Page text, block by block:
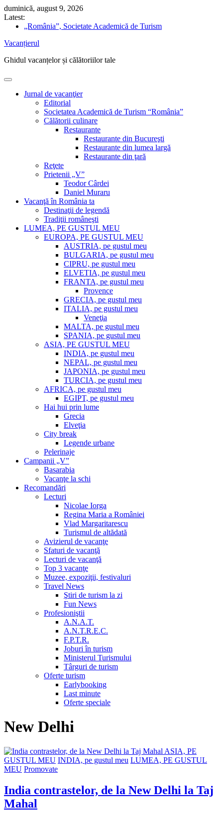
Skip
to
content
duminică, august 9, 2026
Latest:
„România”, Societate Academică de Turism
Nicolae Iorga: Din Italia. Veneţia (9) „Doi gladiatori de
5 sfaturi pentru drumeții în pandemie
Vacanțierul
Ghidul vacanțelor și călătoriilor tale
Jurnal de vacanţier
Editorial
Societatea Academică de Turism “România”
Călătorii culinare
Restaurante
Restaurante din Bucureşti
Restaurante din lumea largă
Restaurante din ţară
Reţete
Prietenii „V”
Teodor Cârdei
Daniel Muraru
Vacanţă în România ta
Destinaţii de legendă
Tradiţii româneşti
LUMEA, PE GUSTUL MEU
EUROPA, PE GUSTUL MEU
AUSTRIA, pe gustul meu
BULGARIA, pe gustul meu
CIPRU, pe gustul meu
ELVETIA, pe gustul meu
FRANTA, pe gustul meu
Provence
GRECIA, pe gustul meu
ITALIA, pe gustul meu
Veneţia
MALTA, pe gustul meu
SPANIA, pe gustul meu
ASIA, PE GUSTUL MEU
INDIA, pe gustul meu
NEPAL, pe gustul meu
JAPONIA, pe gustul meu
TURCIA, pe gustul meu
AFRICA, pe gustul meu
EGIPT, pe gustul meu
Hai hui prin lume
Grecia
Elveţia
City break
Legende urbane
Pelerinaje
Campanii „V”
Basarabia
Vacanţe la schi
Recomandări
Lecturi
Nicolae Iorga
Regina Maria a României
Vlad Margaritarescu
Turismul de altădată
Avizierul de vacanţe
Sfaturi de vacanţă
Lecturi de vacanţă
Top 3 vacanţe
Muzee, expoziţii, festivaluri
Travel News
Ştiri de turism la zi
Fun News
Profesioniştii
A.N.A.T.
A.N.T.R.E.C.
F.P.T.R.
Joburi în turism
Ministerul Turismului
Târguri de turism
Oferte turism
Earlybooking
Last minute
Oferte speciale
New Delhi
ASIA, PE
GUSTUL MEU INDIA, pe gustul meu LUMEA, PE GUSTUL
MEU Promovate
India contrastelor, de la New Delhi la Taj
Mahal